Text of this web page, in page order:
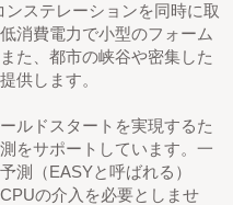
ステレーションを同時に取
消費電力で小型のフォーム
た、都市の峡谷や密集した
供します。
ルドスタートを実現するた
をサポートしています。一
測（EASYと呼ばれる）
の介入を必要としませ